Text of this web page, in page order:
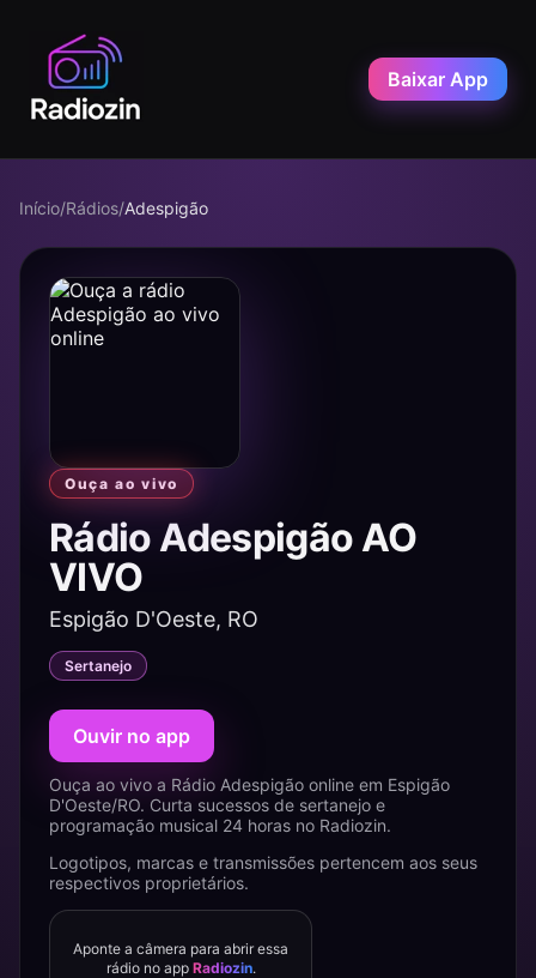
Baixar App
Início/Rádios/Adespigão
Ouça ao vivo
Rádio Adespigão AO
VIVO
Espigão D'Oeste, RO
Sertanejo
Ouvir no app
Ouça ao vivo a Rádio Adespigão online em Espigão
D'Oeste/RO. Curta sucessos de sertanejo e
programação musical 24 horas no Radiozin.
Logotipos, marcas e transmissões pertencem aos seus
respectivos proprietários.
Aponte a câmera para abrir essa
rádio no app Radiozin.